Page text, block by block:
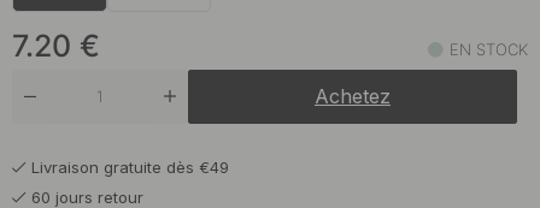
Bleu Tempête
Gris Calcaire
Gris Graphite
7.20 € EN STOCK
Achetez
Livraison gratuite dès €49
60 jours retour